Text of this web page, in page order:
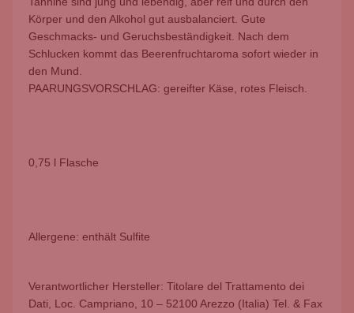
Körper und den Alkohol gut ausbalanciert. Gute
Geschmacks- und Geruchsbeständigkeit. Nach dem
Schlucken kommt das Beerenfruchtaroma sofort wieder in
den Mund.
PAARUNGSVORSCHLAG: gereifter Käse, rotes Fleisch.
0,75 l Flasche
Allergene: enthält Sulfite
Verantwortlicher Hersteller: Titolare del Trattamento dei
Dati, Loc. Campriano, 10 – 52100 Arezzo (Italia) Tel. & Fax